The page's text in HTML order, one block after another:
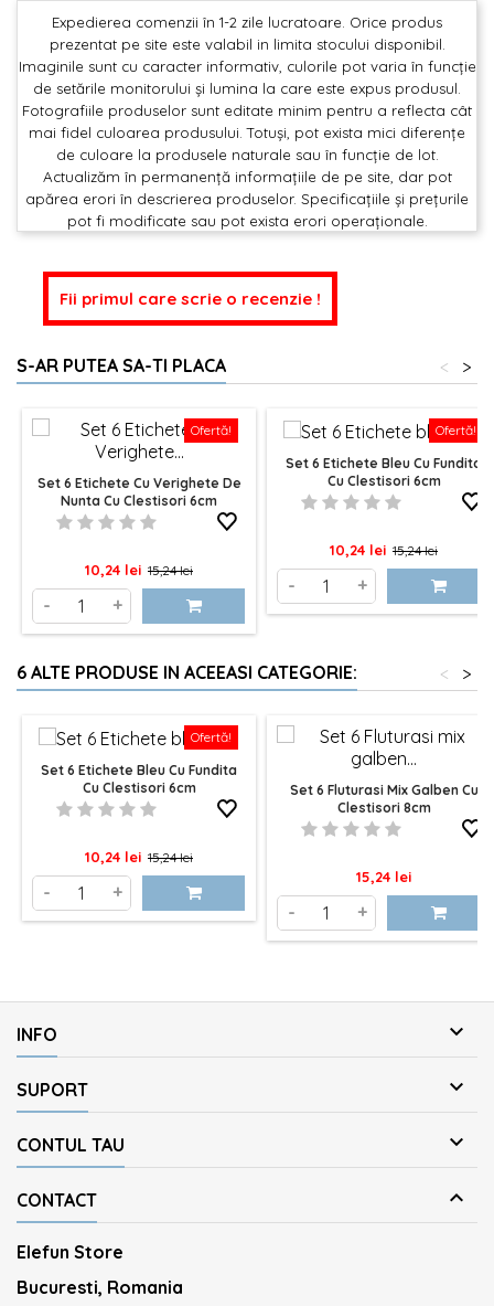
Expedierea comenzii în 1-2 zile lucratoare. Orice produs
prezentat pe site este valabil in limita stocului disponibil.
Imaginile sunt cu caracter informativ, culorile pot varia în funcție
de setările monitorului și lumina la care este expus produsul.
Fotografiile produselor sunt editate minim pentru a reflecta cât
mai fidel culoarea produsului. Totuși, pot exista mici diferențe
de culoare la produsele naturale sau în funcție de lot.
Actualizăm în permanență informațiile de pe site, dar pot
apărea erori în descrierea produselor. Specificațiile și prețurile
pot fi modificate sau pot exista erori operaționale.
Fii primul care scrie o recenzie !
S-AR PUTEA SA-TI PLACA >
<
Ofertă!
Set 6 Etichete Cu Verighete De
Nunta Cu Clestisori 6cm
Pret
10,24 lei Pret
baza
15,24 lei
- +
Ofertă!
Set 6 Etichete Bleu Cu Fundita
Cu Clestisori 6cm
Pret
10,24 lei Pret
baza
15,24 lei
- +
6 ALTE PRODUSE IN ACEEASI CATEGORIE: >
<
Ofertă!
Set 6 Etichete Bleu Cu Fundita
Cu Clestisori 6cm
Pret
10,24 lei Pret
baza
15,24 lei
- +
Set 6 Fluturasi Mix Galben Cu
Clestisori 8cm
Pret
15,24 lei
- +
INFO 
SUPORT 
CONTUL TAU 
CONTACT 
Elefun Store
Bucuresti, Romania